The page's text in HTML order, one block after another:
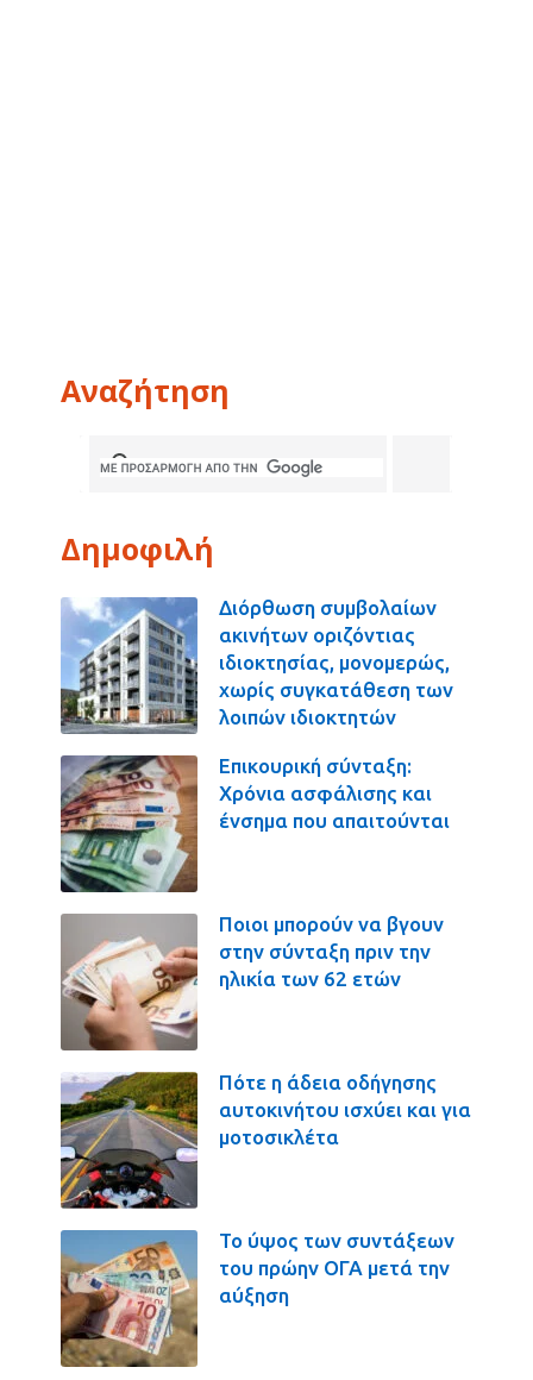
Αναζήτηση
Δημοφιλή
Διόρθωση συμβολαίων
ακινήτων οριζόντιας
ιδιοκτησίας, μονομερώς,
χωρίς συγκατάθεση των
λοιπών ιδιοκτητών
Επικουρική σύνταξη:
Χρόνια ασφάλισης και
ένσημα που απαιτούνται
Ποιοι μπορούν να βγουν
στην σύνταξη πριν την
ηλικία των 62 ετών
Πότε η άδεια οδήγησης
αυτοκινήτου ισχύει και για
μοτοσικλέτα
Το ύψος των συντάξεων
του πρώην ΟΓΑ μετά την
αύξηση